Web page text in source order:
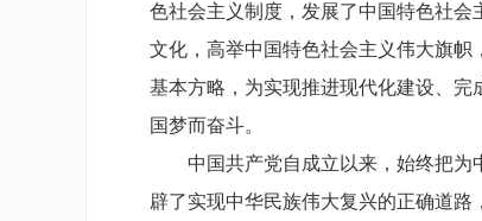
色社会主义制度，发展了中国特色社
文化，高举中国特色社会主义伟大旗帜
基本方略，为实现推进现代化建设、
国梦而奋斗。
中国共产党自成立以来，始终把为中
辟了实现中华民族伟大复兴的正确道